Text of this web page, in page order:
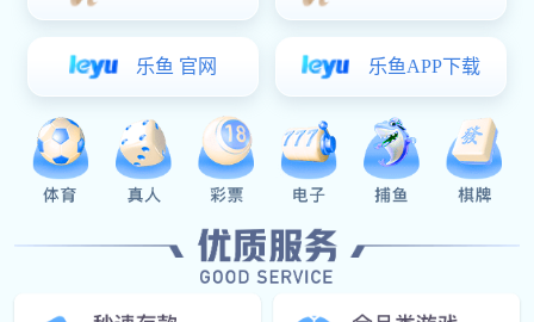
铝合金面板
铝合金手机壳
五金车床件
产品简介